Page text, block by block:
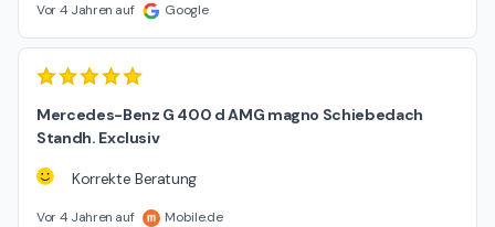
Vor 4 Jahren auf Google
Mercedes-Benz G 400 d AMG magno Schiebedach
Standh. Exclusiv
Korrekte Beratung
Vor 4 Jahren auf Mobile.de